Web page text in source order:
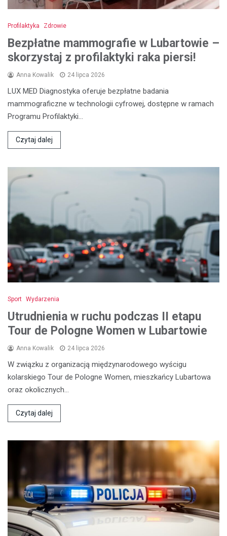
Profilaktyka Zdrowie
Bezpłatne mammografie w Lubartowie –
skorzystaj z profilaktyki raka piersi!
Anna Kowalik 24 lipca 2026
LUX MED Diagnostyka oferuje bezpłatne badania
mammograficzne w technologii cyfrowej, dostępne w ramach
Programu Profilaktyki…
Czytaj dalej
Sport Wydarzenia
Utrudnienia w ruchu podczas II etapu
Tour de Pologne Women w Lubartowie
Anna Kowalik 24 lipca 2026
W związku z organizacją międzynarodowego wyścigu
kolarskiego Tour de Pologne Women, mieszkańcy Lubartowa
oraz okolicznych…
Czytaj dalej